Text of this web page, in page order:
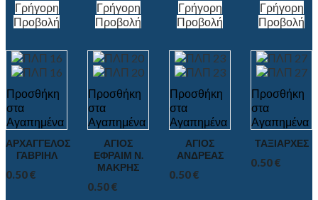
Γρήγορη
Προβολή
Γρήγορη
Προβολή
Γρήγορη
Προβολή
Γρήγορη
Προβολή
Προσθήκη
στα
Αγαπημένα
ΑΡΧΑΓΓΕΛΟΣ
ΓΑΒΡΙΗΛ
0.50€
Προσθήκη
στα
Αγαπημένα
ΑΓΙΟΣ
ΕΦΡΑΙΜ Ν.
ΜΑΚΡΗΣ
0.50€
Προσθήκη
στα
Αγαπημένα
ΑΓΙΟΣ
ΑΝΔΡΕΑΣ
0.50€
Προσθήκη
στα
Αγαπημένα
ΤΑΞΙΑΡΧΕΣ
0.50€